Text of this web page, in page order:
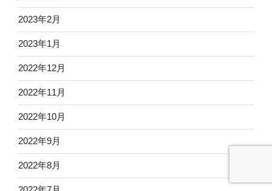
2023年2月
2023年1月
2022年12月
2022年11月
2022年10月
2022年9月
2022年8月